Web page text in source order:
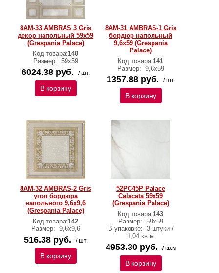
8AM-33 AMBRAS 3 Gris
декор напольный 59x59
(Grespania Palace)
Код товара:140
Размер: 59х59
6024.38 руб. / шт.
В корзину
8AM-31 AMBRAS-1 Gris
бордюр напольный
9,6x59 (Grespania
Palace)
Код товара:141
Размер: 9,6х59
1357.88 руб. / шт.
В корзину
8AM-32 AMBRAS-2 Gris
угол бордюра
напольного 9,6x9,6
(Grespania Palace)
Код товара:142
Размер: 9,6x9,6
516.38 руб. / шт.
В корзину
52PC45P Palace
Calacata 59x59
(Grespania Palace)
Код товара:143
Размер: 59x59
В упаковке: 3 штуки /
1,04 кв.м
4953.30 руб. / кв.м
В корзину